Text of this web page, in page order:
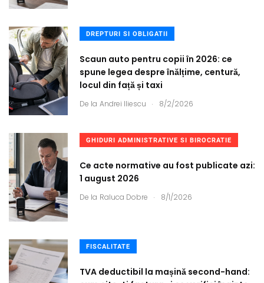
DREPTURI SI OBLIGATII
Scaun auto pentru copii în 2026: ce
spune legea despre înălțime, centură,
locul din față și taxi
De la Andrei Iliescu . 8/2/2026
GHIDURI ADMINISTRATIVE SI BIROCRATIE
Ce acte normative au fost publicate azi:
1 august 2026
De la Raluca Dobre . 8/1/2026
FISCALITATE
TVA deductibil la mașină second-hand: